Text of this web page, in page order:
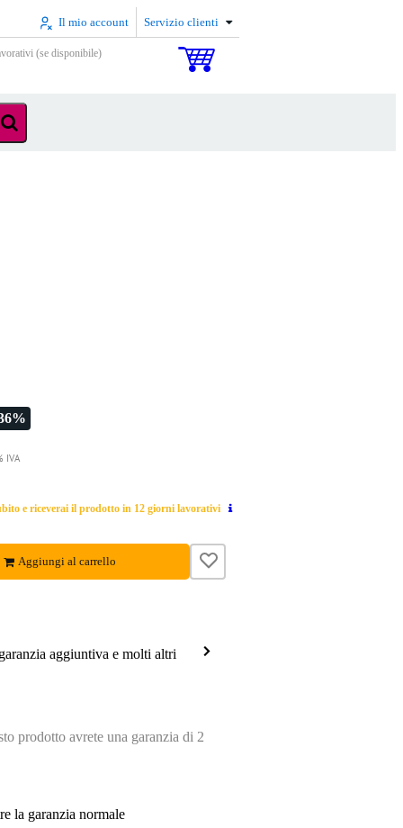
Il mio account Servizio clienti
(se disponibile)
IVA
e riceverai il prodotto in 12 giorni lavorativi
Aggiungi al carrello
aggiuntiva e molti altri
prodotto avrete una garanzia di 2
la garanzia normale